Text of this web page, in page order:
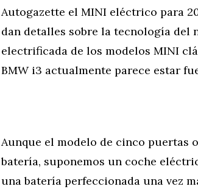
Autogazette el MINI eléctrico para
dan detalles sobre la tecnología del
electrificada de los modelos MINI
BMW i3 actualmente parece estar
Aunque el modelo de cinco puertas
batería, suponemos un coche
una batería perfeccionada una vez